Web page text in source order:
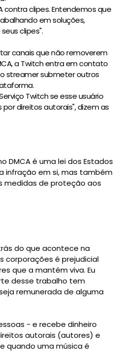
contra clipes. Entendemos que
em soluções,
clipes".
canais que não removerem
a Twitch entra em contato
streamer submeter outros
Twitch se esse usuário
direitos autorais", dizem as
DMCA é uma lei dos Estados
infração em si, mas também
medidas de proteção aos
do que acontece na
corporações é prejudicial
que a mantém viva. Eu
desse trabalho tem
remunerada de alguma
- e recebe dinheiro
autorais (autores) e
quando uma música é